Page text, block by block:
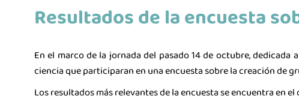
Resultados de la encuesta
En el marco de la jornada del pasado 14 de octubre,
ciencia que participaran en una encuesta sobre la creación de
Los resultados más relevantes de la encuesta se encuentra en